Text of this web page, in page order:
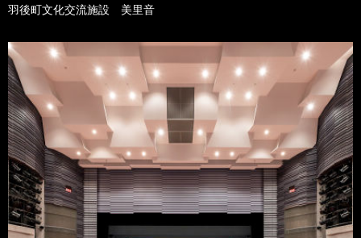
羽後町文化交流施設 美里音